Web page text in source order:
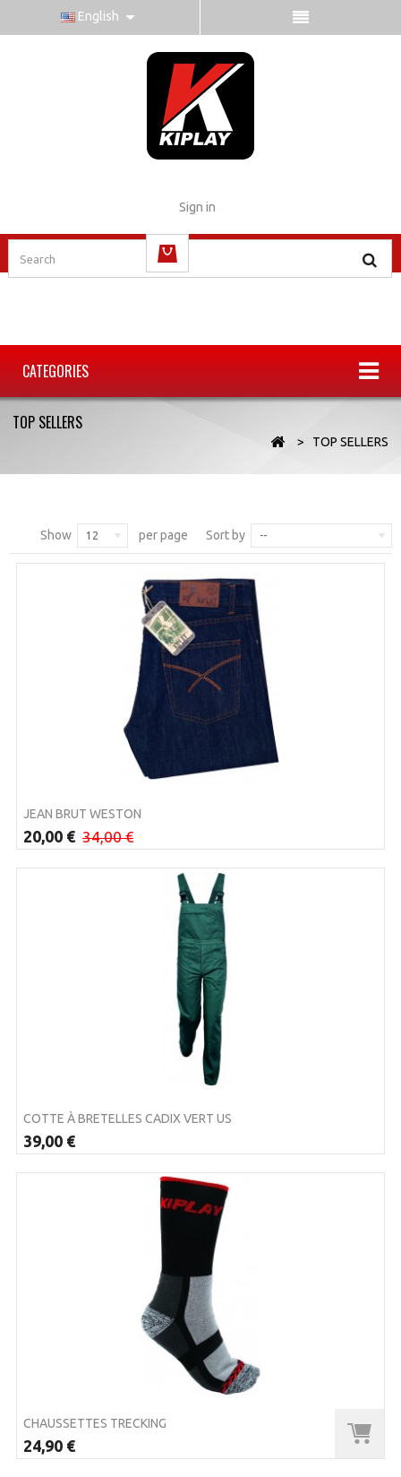
English
Sign in
CATEGORIES
TOP SELLERS
> TOP SELLERS
Sort by --
Show 12 per page
JEAN BRUT WESTON
20,00 € 34,00 €
COTTE À BRETELLES CADIX VERT US
39,00 €
CHAUSSETTES TRECKING
24,90 €